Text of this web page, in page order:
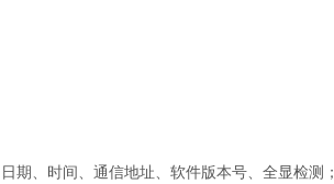
日期、时间、通信地址、软件版本号、全显检测；